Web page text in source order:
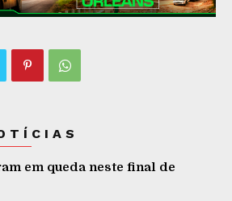
em queda neste final de